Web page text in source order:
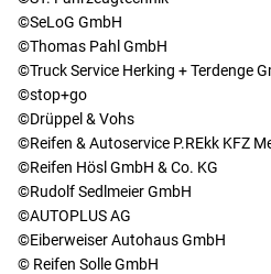
©SeLoG GmbH
©Thomas Pahl GmbH
©Truck Service Herking + Terdenge
©stop+go
©Drüppel & Vohs
©Reifen & Autoservice P.REkk KFZ
©Reifen Hösl GmbH & Co. KG
©Rudolf Sedlmeier GmbH
©AUTOPLUS AG
©Eiberweiser Autohaus GmbH
© Reifen Solle GmbH